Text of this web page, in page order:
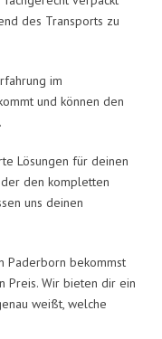
des Transports zu
im
und können den
Lösungen für deinen
den kompletten
uns deinen
Paderborn bekommst
Preis. Wir bieten dir ein
weißt, welche